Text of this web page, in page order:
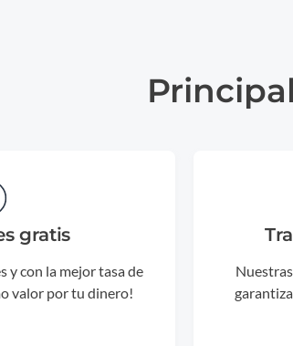
gratis
y con la mejor tasa de
valor por tu dinero!